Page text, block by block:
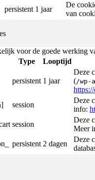
persistent 1 jaar
De
van
voor de goede werking
Type Looptijd
persistent 1 jaar
Deze
(/wp-
session
Deze
info:
session
Deze
Meer
persistent 2 dagen
Deze